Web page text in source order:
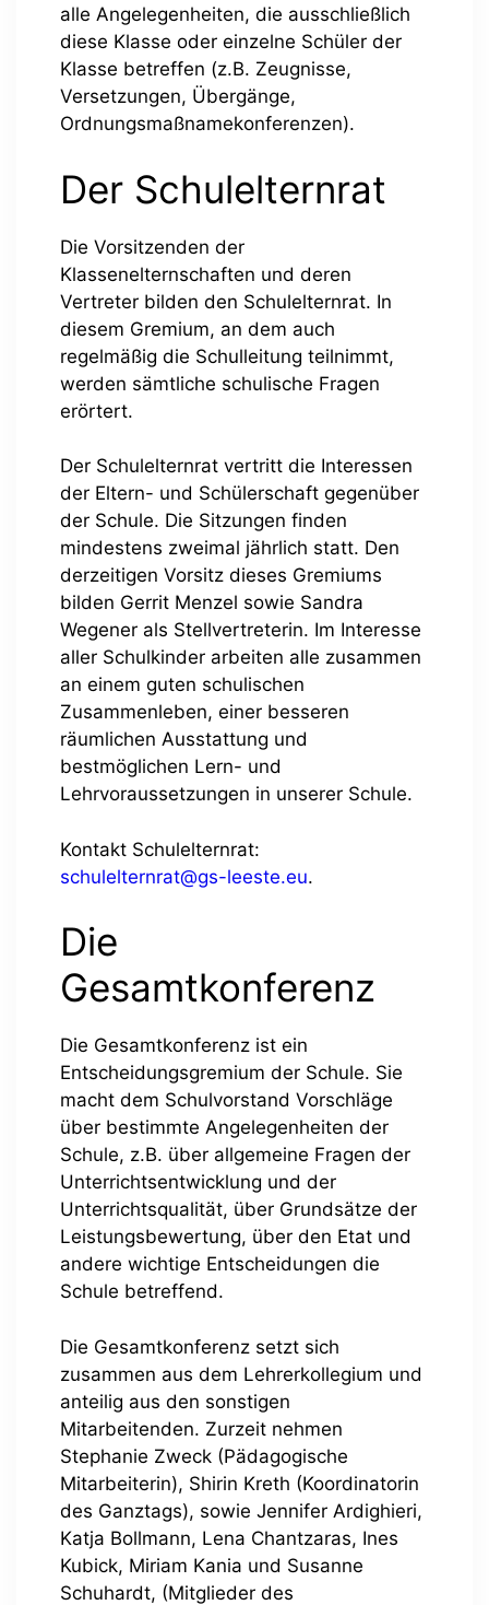
alle Angelegenheiten, die ausschließlich
diese Klasse oder einzelne Schüler der
Klasse betreffen (z.B. Zeugnisse,
Versetzungen, Übergänge,
Ordnungsmaßnamekonferenzen).
Der Schulelternrat
Die Vorsitzenden der
Klassenelternschaften und deren
Vertreter bilden den Schulelternrat. In
diesem Gremium, an dem auch
regelmäßig die Schulleitung teilnimmt,
werden sämtliche schulische Fragen
erörtert.
Der Schulelternrat vertritt die Interessen
der Eltern- und Schülerschaft gegenüber
der Schule. Die Sitzungen finden
mindestens zweimal jährlich statt. Den
derzeitigen Vorsitz dieses Gremiums
bilden Gerrit Menzel sowie Sandra
Wegener als Stellvertreterin. Im Interesse
aller Schulkinder arbeiten alle zusammen
an einem guten schulischen
Zusammenleben, einer besseren
räumlichen Ausstattung und
bestmöglichen Lern- und
Lehrvoraussetzungen in unserer Schule.
Kontakt Schulelternrat:
schulelternrat@gs-leeste.eu.
Die
Gesamtkonferenz
Die Gesamtkonferenz ist ein
Entscheidungsgremium der Schule. Sie
macht dem Schulvorstand Vorschläge
über bestimmte Angelegenheiten der
Schule, z.B. über allgemeine Fragen der
Unterrichtsentwicklung und der
Unterrichtsqualität, über Grundsätze der
Leistungsbewertung, über den Etat und
andere wichtige Entscheidungen die
Schule betreffend.
Die Gesamtkonferenz setzt sich
zusammen aus dem Lehrerkollegium und
anteilig aus den sonstigen
Mitarbeitenden. Zurzeit nehmen
Stephanie Zweck (Pädagogische
Mitarbeiterin), Shirin Kreth (Koordinatorin
des Ganztags), sowie Jennifer Ardighieri,
Katja Bollmann, Lena Chantzaras, Ines
Kubick, Miriam Kania und Susanne
Schuhardt, (Mitglieder des